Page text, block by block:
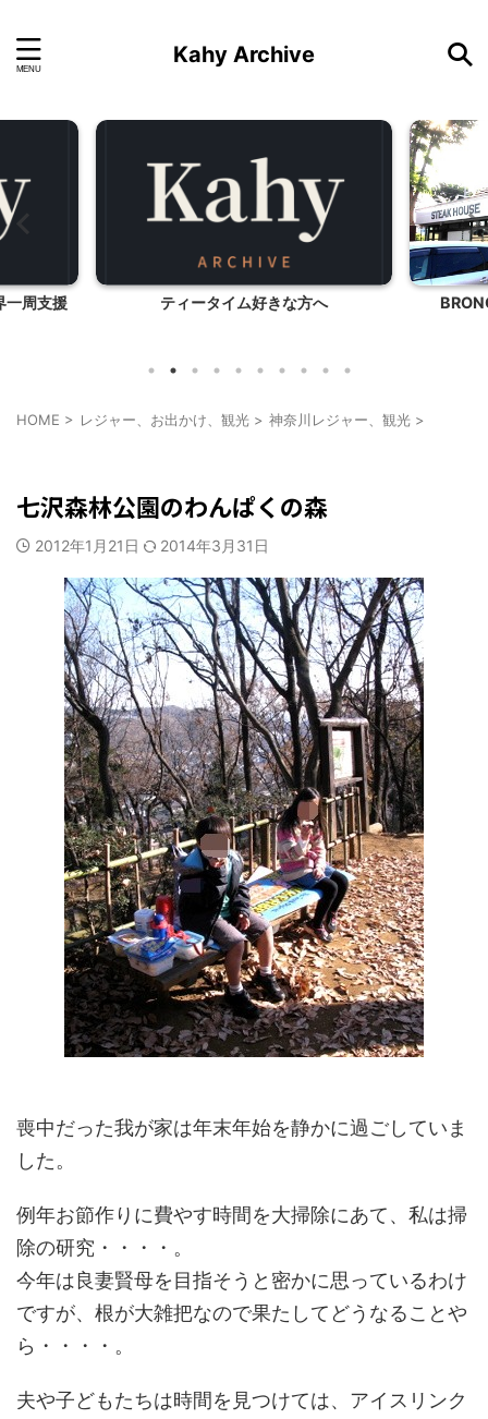
Kahy Archive
一周支援 ティータイム好きな方へ
HOME > レジャー、お出かけ、観光 > 神奈川レジャー、観光 >
七沢森林公園のわんぱくの森
2012年1月21日 2014年3月31日
喪中だった我が家は年末年始を静かに過ごしていま
した。
例年お節作りに費やす時間を大掃除にあて、私は掃
除の研究・・・・。
今年は良妻賢母を目指そうと密かに思っているわけ
ですが、根が大雑把なので果たしてどうなることや
ら・・・・。
夫や子どもたちは時間を見つけては、アイスリンク